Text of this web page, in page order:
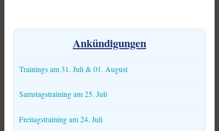
Ankündigungen
Trainings am 31. Juli & 01. August
Samstagstraining am 25. Juli
Freitagstraining am 24. Juli